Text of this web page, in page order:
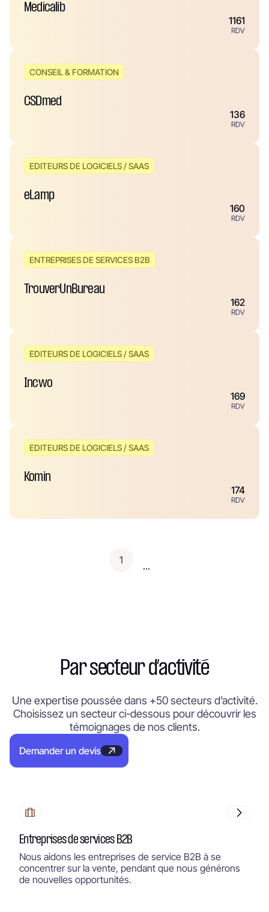
Medicalib
1161
RDV
CONSEIL & FORMATION
CSDmed
136
RDV
EDITEURS DE LOGICIELS / SAAS
eLamp
160
RDV
ENTREPRISES DE SERVICES B2B
TrouverUnBureau
162
RDV
EDITEURS DE LOGICIELS / SAAS
Incwo
169
RDV
EDITEURS DE LOGICIELS / SAAS
Komin
174
RDV
1
...
Par secteur d’activité
Une expertise poussée dans +50 secteurs d’activité.
Choisissez un secteur ci-dessous pour découvrir les
témoignages de nos clients.
Demander un devis
Entreprises de services B2B
Nous aidons les entreprises de service B2B à se
concentrer sur la vente, pendant que nous générons
de nouvelles opportunités.